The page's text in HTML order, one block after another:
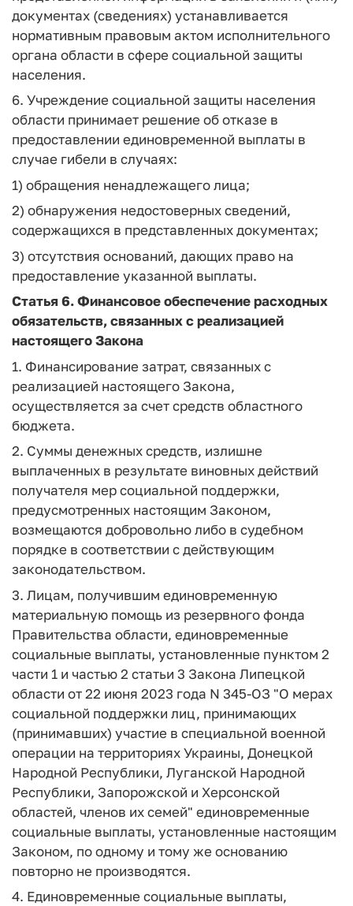
документах (сведениях) устанавливается
нормативным правовым актом исполнительного
органа области в сфере социальной защиты
населения.
6. Учреждение социальной защиты населения
области принимает решение об отказе в
предоставлении единовременной выплаты в
случае гибели в случаях:
1) обращения ненадлежащего лица;
2) обнаружения недостоверных сведений,
содержащихся в представленных документах;
3) отсутствия оснований, дающих право на
предоставление указанной выплаты.
Статья 6.Финансовое обеспечение расходных
обязательств, связанных с реализацией
настоящего Закона
1. Финансирование затрат, связанных с
реализацией настоящего Закона,
осуществляется за счет средств областного
бюджета.
2. Суммы денежных средств, излишне
выплаченных в результате виновных действий
получателя мер социальной поддержки,
предусмотренных настоящим Законом,
возмещаются добровольно либо в судебном
порядке в соответствии с действующим
законодательством.
3. Лицам, получившим единовременную
материальную помощь из резервного фонда
Правительства области, единовременные
социальные выплаты, установленные пунктом 2
части 1 и частью 2 статьи 3 Закона Липецкой
области от 22 июня 2023 года N 345-ОЗ "О мерах
социальной поддержки лиц, принимающих
(принимавших) участие в специальной военной
операции на территориях Украины, Донецкой
Народной Республики, Луганской Народной
Республики, Запорожской и Херсонской
областей, членов их семей" единовременные
социальные выплаты, установленные настоящим
Законом, по одному и тому же основанию
повторно не производятся.
4. Единовременные социальные выплаты,